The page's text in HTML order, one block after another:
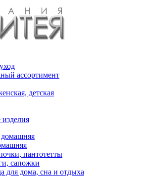
ассортимент
детская
пантотетты
сапожки